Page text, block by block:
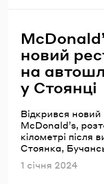
новий
на
у Стоянці
Відкрився
McDonald’s,
кілометрі після
Стоянка,
Опубліковано
1 січня 2024